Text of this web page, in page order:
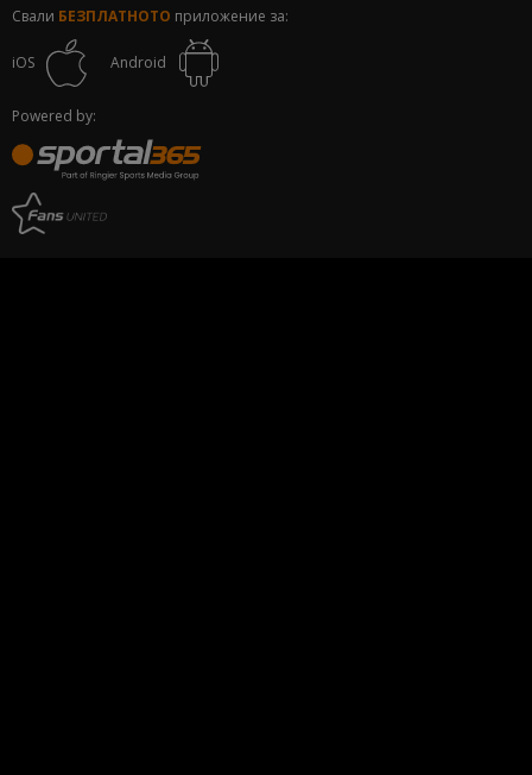
Свали БЕЗПЛАТНОТО приложение за:
iOS Android
Powered by: